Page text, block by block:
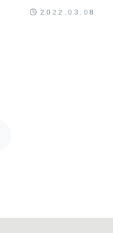
ラリアの牛乳
2022.03.08